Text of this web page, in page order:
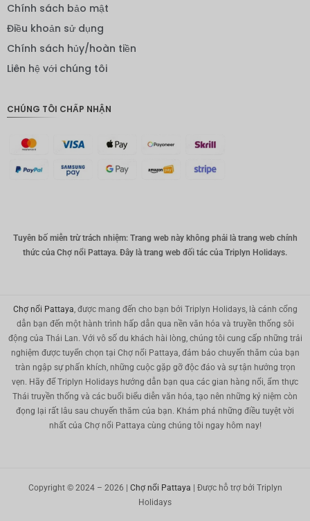
CHF
CAD
Nhân
dân tệ
MYR
PHP
Hồng
Kông
đô la
Singapor
e
Chính sách bảo mật
Điều khoản sử dụng
Chính sách hủy/hoàn tiền
Liên hệ với chúng tôi
CHÚNG TÔI CHẤP NHẬN
Tuyên bố miễn trừ trách nhiệm: Trang web này không phải là trang web chính
thức của Chợ nổi Pattaya. Đây là trang web đối tác của Triplyn Holidays.
Chợ nổi Pattaya, được mang đến cho bạn bởi Triplyn Holidays, là cánh cổng
dẫn bạn đến một hành trình hấp dẫn qua nền văn hóa và truyền thống sôi
động của Thái Lan. Với vô số du khách hài lòng, chúng tôi cung cấp những trải
nghiệm được tuyển chọn tại Chợ nổi Pattaya, đảm bảo chuyến thăm của bạn
tràn ngập sự phấn khích, những cuộc gặp gỡ độc đáo và sự tận hưởng trọn
vẹn. Hãy để Triplyn Holidays hướng dẫn bạn qua các gian hàng nổi, ẩm thực
Thái truyền thống và các buổi biểu diễn văn hóa, tạo nên những kỷ niệm còn
đọng lại rất lâu sau chuyến thăm của bạn. Khám phá những điều tuyệt vời
nhất của Chợ nổi Pattaya cùng chúng tôi ngay hôm nay!
Copyright © 2024 – 2026 | Chợ nổi Pattaya | Được hỗ trợ bởi Triplyn
Holidays